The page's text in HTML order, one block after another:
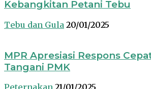
Kebangkitan Petani Tebu
Tebu dan Gula 20/01/2025
MPR Apresiasi Respons
Tangani PMK